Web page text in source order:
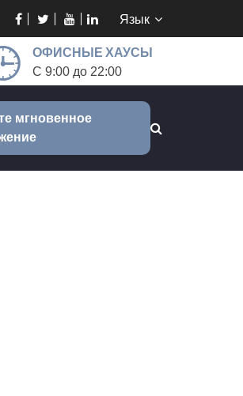
Язык
ОФИСНЫЕ ХАУСЫ
С 9:00 до 22:00
мгновенное